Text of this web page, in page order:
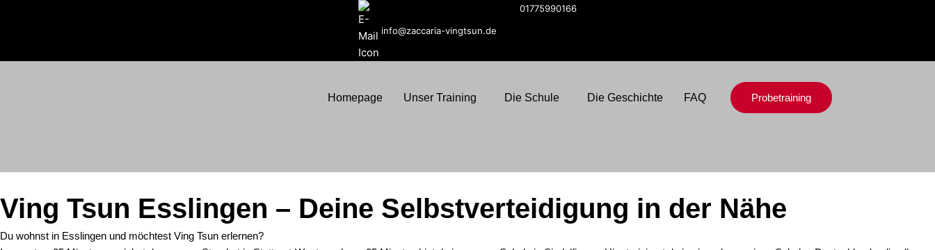
info@zaccaria-vingtsun.de
01775990166
Homepage Unser Training Die Schule Die Geschichte FAQ Probetraining
Ving Tsun Esslingen – Deine Selbstverteidigung in der Nähe
Du wohnst in Esslingen und möchtest Ving Tsun erlernen?